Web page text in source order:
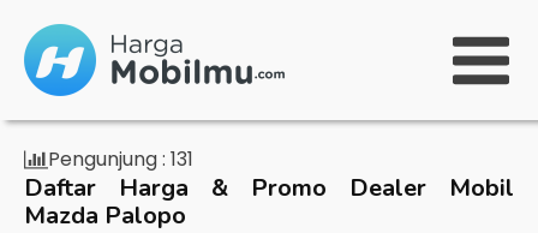
Pengunjung : 131
Daftar Harga & Promo Dealer Mobil
Mazda Palopo